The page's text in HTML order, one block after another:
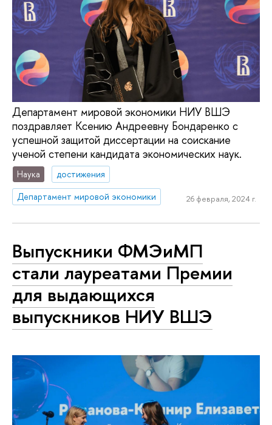
Департамент мировой экономики НИУ ВШЭ
поздравляет Ксению Андреевну Бондаренко с
успешной защитой диссертации на соискание
ученой степени кандидата экономических наук.
Наука
достижения
Департамент мировой экономики
26 февраля, 2024 г.
Выпускники ФМЭиМП
стали лауреатами Премии
для выдающихся
выпускников НИУ ВШЭ